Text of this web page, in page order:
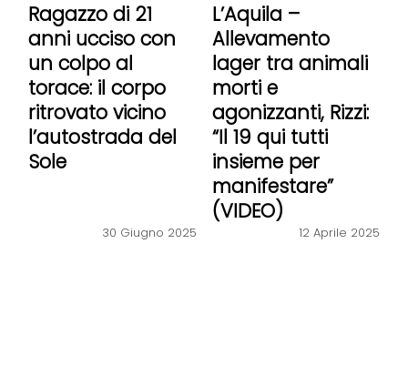
Ragazzo di 21
anni ucciso con
un colpo al
torace: il corpo
ritrovato vicino
l’autostrada del
Sole
30 Giugno 2025
L’Aquila –
Allevamento
lager tra animali
morti e
agonizzanti, Rizzi:
“Il 19 qui tutti
insieme per
manifestare”
(VIDEO)
12 Aprile 2025